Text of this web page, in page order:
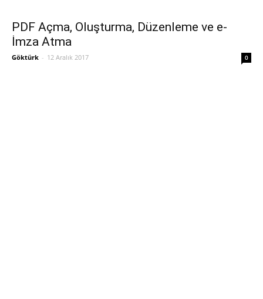
PDF Açma, Oluşturma, Düzenleme ve e-
İmza Atma
Göktürk - 12 Aralık 2017 0